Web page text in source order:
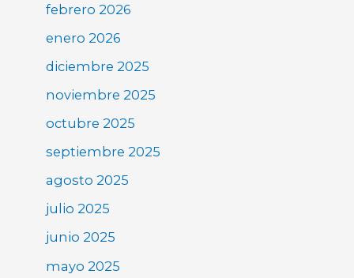
febrero 2026
enero 2026
diciembre 2025
noviembre 2025
octubre 2025
septiembre 2025
agosto 2025
julio 2025
junio 2025
mayo 2025